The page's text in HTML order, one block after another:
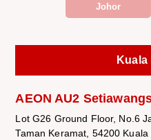
Johor
AEON AU2
Lot G26 Ground Floor, No.6
Taman Keramat, 54200 Kuala